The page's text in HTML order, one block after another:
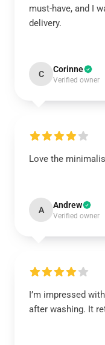
must-have, and I
delivery.
C Corinne
Verified owner
Love the
A Andrew
Verified owner
I’m impressed
after washing. It